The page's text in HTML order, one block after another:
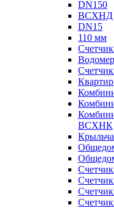
DN150
ВСХНД
DN15
110 мм
ВСХНК